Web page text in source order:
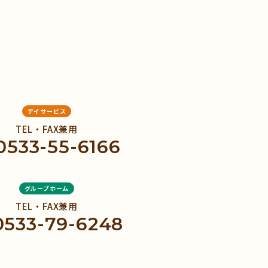
デイサービス
TEL・FAX兼用
55-6166
グループホーム
TEL・FAX兼用
79-6248